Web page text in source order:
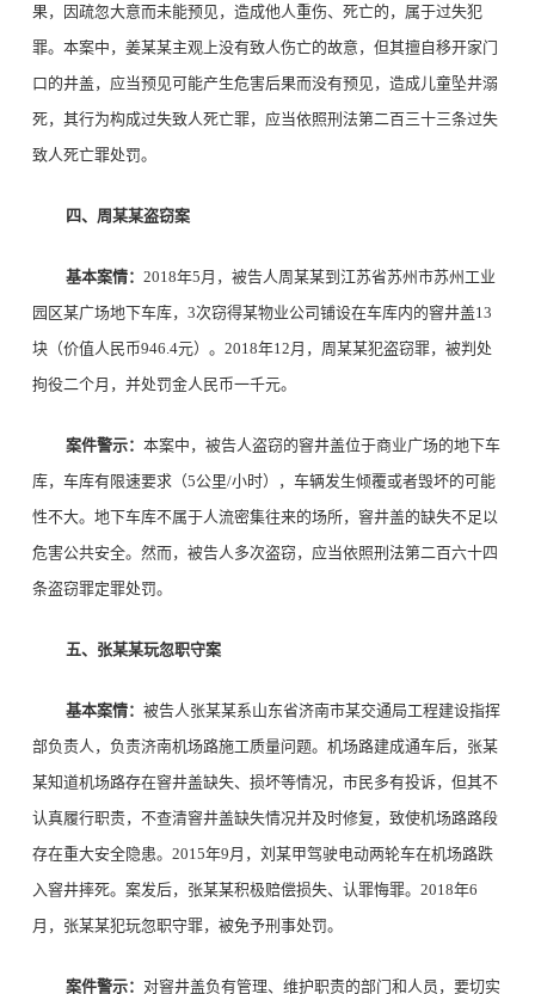
果，因疏忽大意而未能预见，造成他人重伤、死亡的，属于过失犯
罪。本案中，姜某某主观上没有致人伤亡的故意，但其擅自移开家门
口的井盖，应当预见可能产生危害后果而没有预见，造成儿童坠井溺
死，其行为构成过失致人死亡罪，应当依照刑法第二百三十三条过失
致人死亡罪处罚。
四、周某某盗窃案
基本案情： 2018年5月，被告人周某某到江苏省苏州市苏州工业
园区某广场地下车库，3次窃得某物业公司铺设在车库内的窨井盖13
块（价值人民币946.4元）。2018年12月，周某某犯盗窃罪，被判处
拘役二个月，并处罚金人民币一千元。
案件警示： 本案中，被告人盗窃的窨井盖位于商业广场的地下车
库，车库有限速要求（5公里/小时），车辆发生倾覆或者毁坏的可能
性不大。地下车库不属于人流密集往来的场所，窨井盖的缺失不足以
危害公共安全。然而，被告人多次盗窃，应当依照刑法第二百六十四
条盗窃罪定罪处罚。
五、张某某玩忽职守案
基本案情： 被告人张某某系山东省济南市某交通局工程建设指挥
部负责人，负责济南机场路施工质量问题。机场路建成通车后，张某
某知道机场路存在窨井盖缺失、损坏等情况，市民多有投诉，但其不
认真履行职责，不查清窨井盖缺失情况并及时修复，致使机场路路段
存在重大安全隐患。2015年9月，刘某甲驾驶电动两轮车在机场路跌
入窨井摔死。案发后，张某某积极赔偿损失、认罪悔罪。2018年6
月，张某某犯玩忽职守罪，被免予刑事处罚。
案件警示： 对窨井盖负有管理、维护职责的部门和人员，要切实